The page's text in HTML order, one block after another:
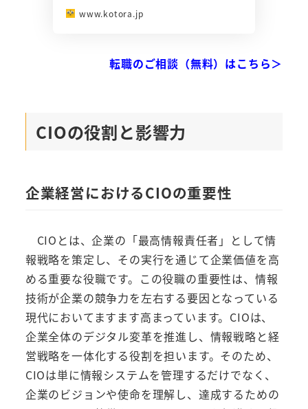
www.kotora.jp
転職のご相談（無料）はこちら＞
CIOの役割と影響力
企業経営におけるCIOの重要性
CIOとは、企業の「最高情報責任者」として情
報戦略を策定し、その実行を通じて企業価値を高
める重要な役職です。この役職の重要性は、情報
技術が企業の競争力を左右する要因となっている
現代においてますます高まっています。CIOは、
企業全体のデジタル変革を推進し、情報戦略と経
営戦略を一体化する役割を担います。そのため、
CIOは単に情報システムを管理するだけでなく、
企業のビジョンや使命を理解し、達成するための